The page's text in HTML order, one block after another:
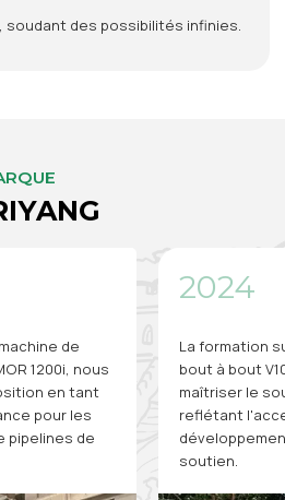
soudant des possibilités infinies.
de fusion
les clients à
en PEHD,
sur le
et le
2023
J'ai organisé
produits aux
présentant
et renforçant
précieux.